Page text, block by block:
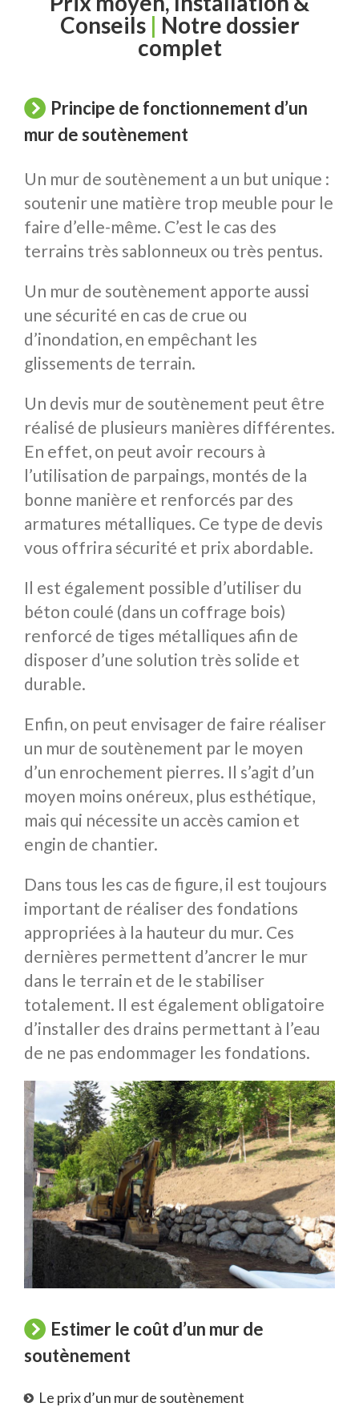
Conseils | Notre dossier
complet
Principe de fonctionnement d’un
mur de soutènement
Un mur de soutènement a un but unique :
soutenir une matière trop meuble pour le
faire d’elle-même. C’est le cas des
terrains très sablonneux ou très pentus.
Un mur de soutènement apporte aussi
une sécurité en cas de crue ou
d’inondation, en empêchant les
glissements de terrain.
Un devis mur de soutènement peut être
réalisé de plusieurs manières différentes.
En effet, on peut avoir recours à
l’utilisation de parpaings, montés de la
bonne manière et renforcés par des
armatures métalliques. Ce type de devis
vous offrira sécurité et prix abordable.
Il est également possible d’utiliser du
béton coulé (dans un coffrage bois)
renforcé de tiges métalliques afin de
disposer d’une solution très solide et
durable.
Enfin, on peut envisager de faire réaliser
un mur de soutènement par le moyen
d’un enrochement pierres. Il s’agit d’un
moyen moins onéreux, plus esthétique,
mais qui nécessite un accès camion et
engin de chantier.
Dans tous les cas de figure, il est toujours
important de réaliser des fondations
appropriées à la hauteur du mur. Ces
dernières permettent d’ancrer le mur
dans le terrain et de le stabiliser
totalement. Il est également obligatoire
d’installer des drains permettant à l’eau
de ne pas endommager les fondations.
Estimer le coût d’un mur de
soutènement
Le prix d’un mur de soutènement